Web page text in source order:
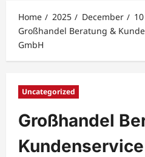
Home 2025 December
10
Großhandel Beratung &
GmbH
Uncategorized
Großhandel